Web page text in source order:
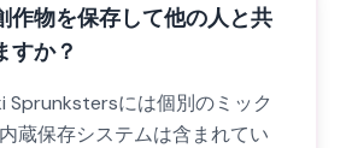
作物を保存して他の人と共
すか？
Sprunkstersには個別のミック
蔵保存システムは含まれてい